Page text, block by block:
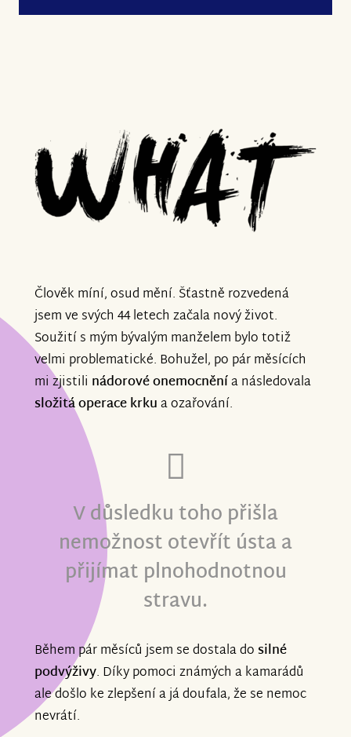
Člověk míní, osud mění. Šťastně rozvedená
jsem ve svých 44 letech začala nový život.
Soužití s mým bývalým manželem bylo totiž
velmi problematické. Bohužel, po pár měsících
mi zjistili nádorové onemocněnía následovala
složitá operace krkua ozařování.
V důsledku toho přišla
nemožnost otevřít ústa a
přijímat plnohodnotnou
stravu.
Během pár měsíců jsem se dostala dosilné
podvýživy. Díky pomoci známých a kamarádů
ale došlo ke zlepšení a já doufala, že se nemoc
nevrátí.